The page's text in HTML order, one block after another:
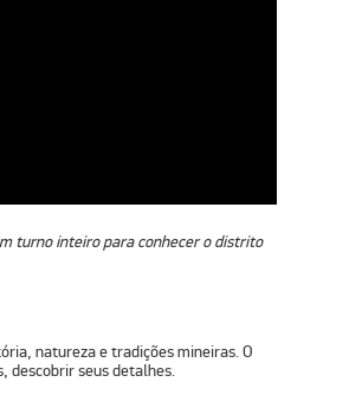
turno inteiro para conhecer o distrito
natureza e tradições mineiras. O
descobrir seus detalhes.